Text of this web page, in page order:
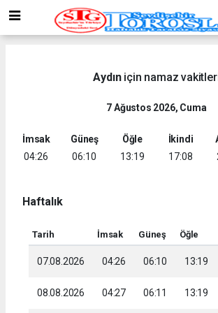
Aydıniçin namaz
7 Ağustos 2026, Cuma
İmsak
04:26
Güneş
06:10
Öğle
13:19
İkindi
17:08
Haftalık
Tarih İmsak Güneş Öğle
07.08.2026 04:26 06:10 13:19
08.08.2026 04:27 06:11 13:19